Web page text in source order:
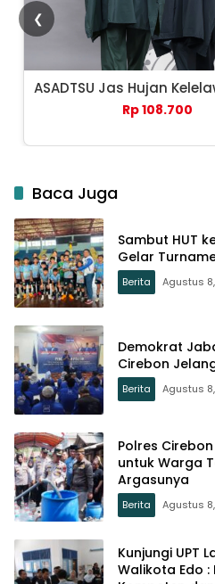
❮
ASADTSU Jas Hujan
Rp 108.700
Baca Juga
Sambut HUT
Gelar
Berita Agustus
Demokrat
Cirebon
Berita Agustus
Polres
untuk Warga
Argasunya
Berita Agustus
Kunjungi UPT
Walikota Edo :